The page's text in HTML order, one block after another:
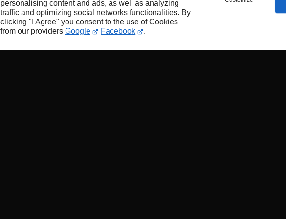
personalising content and ads, as well as analyzing
traffic and optimizing social networks functionalities. By
clicking "I Agree" you consent to the use of Cookies
from our providers Google Facebook .